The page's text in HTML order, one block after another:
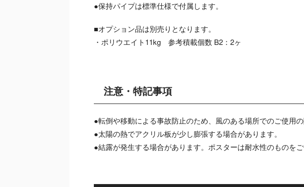
●保持パイプは標準仕様で付属します。
■オプション品は別売りとなります。
・ポリウエイト11kg 参考積載個数 B2：2ヶ
注意・特記事項
●転倒や移動による事故防止のため、風のある場所でのご使用
●太陽の熱でアクリル板が少し膨張する場合があります。
●結露が発生する場合があります。ポスターは耐水性のものをご